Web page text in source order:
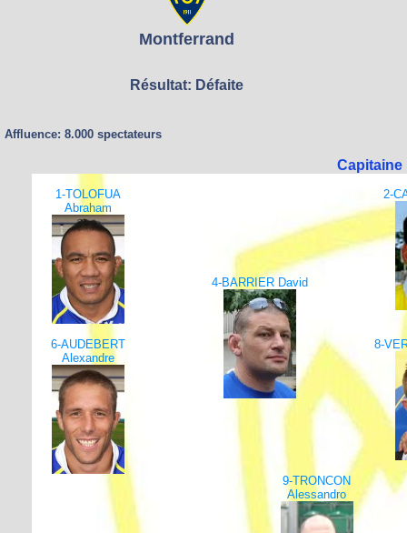
Montferrand
Résultat: Défaite
Affluence: 8.000 spectateurs
Capitaine
1-TOLOFUA
Abraham
2-
4-BARRIER David
6-AUDEBERT
Alexandre
8-
9-TRONCON
Alessandro